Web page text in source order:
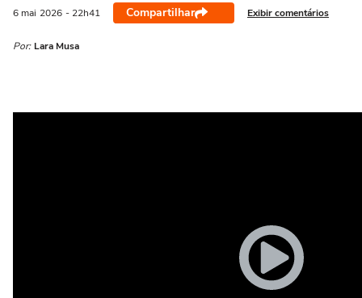
6 mai 2026 - 22h41 Compartilhar Exibir comentários
Por: Lara Musa